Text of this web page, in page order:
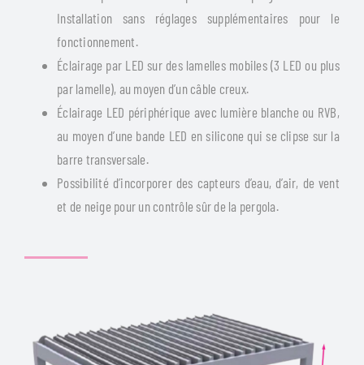
Installation sans réglages supplémentaires pour le
fonctionnement.
Éclairage par LED sur des lamelles mobiles (3 LED ou plus
par lamelle), au moyen d’un câble creux.
Éclairage LED périphérique avec lumière blanche ou RVB,
au moyen d’une bande LED en silicone qui se clipse sur la
barre transversale.
Possibilité d’incorporer des capteurs d’eau, d’air, de vent
et de neige pour un contrôle sûr de la pergola.